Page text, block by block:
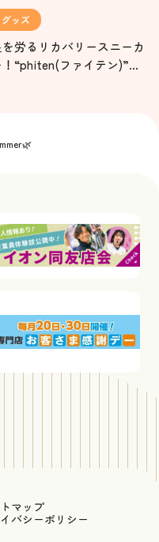
グッズ
を労るリカバリースニーカ
！“phiten(ファイテン)”入
マップ
バシーポリシー